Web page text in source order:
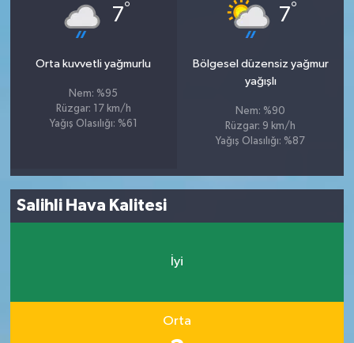
7°
Orta kuvvetli yağmurlu
Nem: %95
Rüzgar: 17 km/h
Yağış Olasılığı: %61
7°
Bölgesel düzensiz yağmur
yağışlı
Nem: %90
Rüzgar: 9 km/h
Yağış Olasılığı: %87
Salihli Hava Kalitesi
İyi
Orta